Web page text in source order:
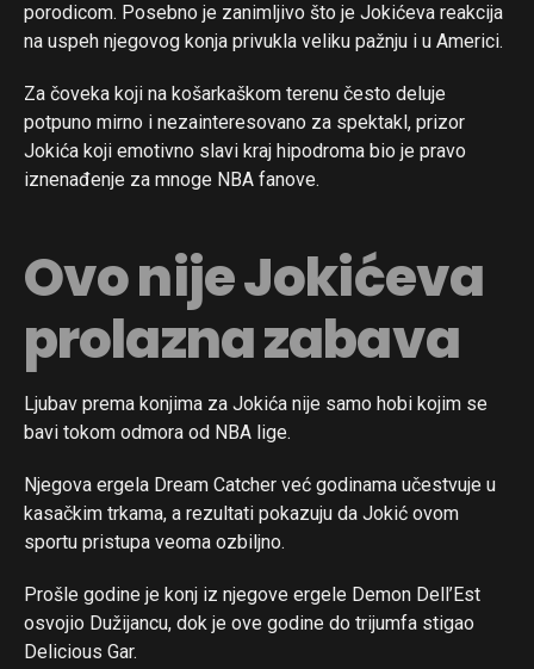
porodicom. Posebno je zanimljivo što je Jokićeva reakcija
na uspeh njegovog konja privukla veliku pažnju i u Americi.
Za čoveka koji na košarkaškom terenu često deluje
potpuno mirno i nezainteresovano za spektakl, prizor
Jokića koji emotivno slavi kraj hipodroma bio je pravo
iznenađenje za mnoge NBA fanove.
Ovo nije Jokićeva
prolazna zabava
Ljubav prema konjima za Jokića nije samo hobi kojim se
bavi tokom odmora od NBA lige.
Njegova ergela Dream Catcher već godinama učestvuje u
kasačkim trkama, a rezultati pokazuju da Jokić ovom
sportu pristupa veoma ozbiljno.
Prošle godine je konj iz njegove ergele Demon Dell’Est
osvojio Dužijancu, dok je ove godine do trijumfa stigao
Delicious Gar.